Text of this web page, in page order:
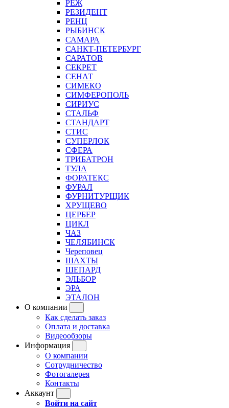
РЕЖ
РЕЗИДЕНТ
РЕНЦ
РЫБИНСК
САМАРА
САНКТ-ПЕТЕРБУРГ
САРАТОВ
СЕКРЕТ
СЕНАТ
СИМЕКО
СИМФЕРОПОЛЬ
СИРИУС
СТАЛЬФ
СТАНДАРТ
СТИС
СУПЕРЛОК
СФЕРА
ТРИБАТРОН
ТУЛА
ФОРАТЕКС
ФУРАЛ
ФУРНИТУРЩИК
ХРУЩЕВО
ЦЕРБЕР
ЦИКЛ
ЧАЗ
ЧЕЛЯБИНСК
Череповец
ШАХТЫ
ШЕПАРД
ЭЛЬБОР
ЭРА
ЭТАЛОН
О компании
Как сделать заказ
Оплата и доставка
Видеообзоры
Информация
О компании
Сотрудничество
Фотогалерея
Контакты
Аккаунт
Войти на сайт